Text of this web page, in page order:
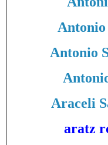
Antonio
Araceli
aratz